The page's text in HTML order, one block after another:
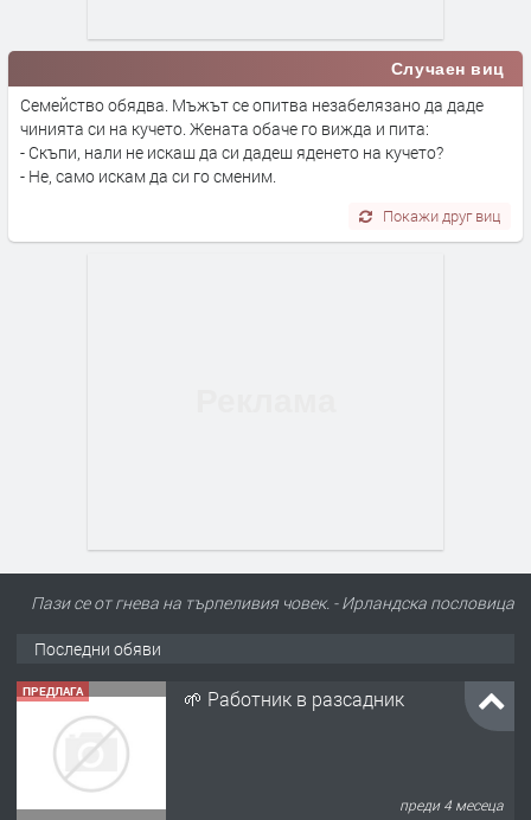
Случаен виц
Семейство обядва. Мъжът се опитва незабелязано да даде
чинията си на кучето. Жената обаче го вижда и пита:
- Скъпи, нали не искаш да си дадеш яденето на кучето?
- Не, само искам да си го сменим.
Покажи друг виц
Пази се от гнева на търпеливия човек. - Ирландскa пословицa
Последни обяви
ПРЕДЛАГА 🌱 Работник в разсадник
преди 4 месеца